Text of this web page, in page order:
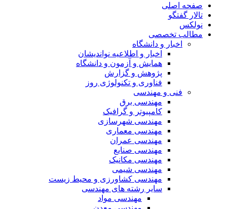
صفحه اصلی
تالار گفتگو
نولکس
مطالب تخصصی
اخبار و دانشگاه
اخبار و اطلاعیه نواندیشان
همایش و آزمون و دانشگاه
پژوهش و گزارش
فناوری و تکنولوژی روز
فنی و مهندسی
مهندسی برق
کامپیوتر و گرافیک
مهندسی شهرسازی
مهندسی معماری
مهندسی عمران
مهندسی صنایع
مهندسی مکانیک
مهندسی شیمی
مهندسی کشاورزی و محیط زیست
سایر رشته های مهندسی
مهندسی مواد